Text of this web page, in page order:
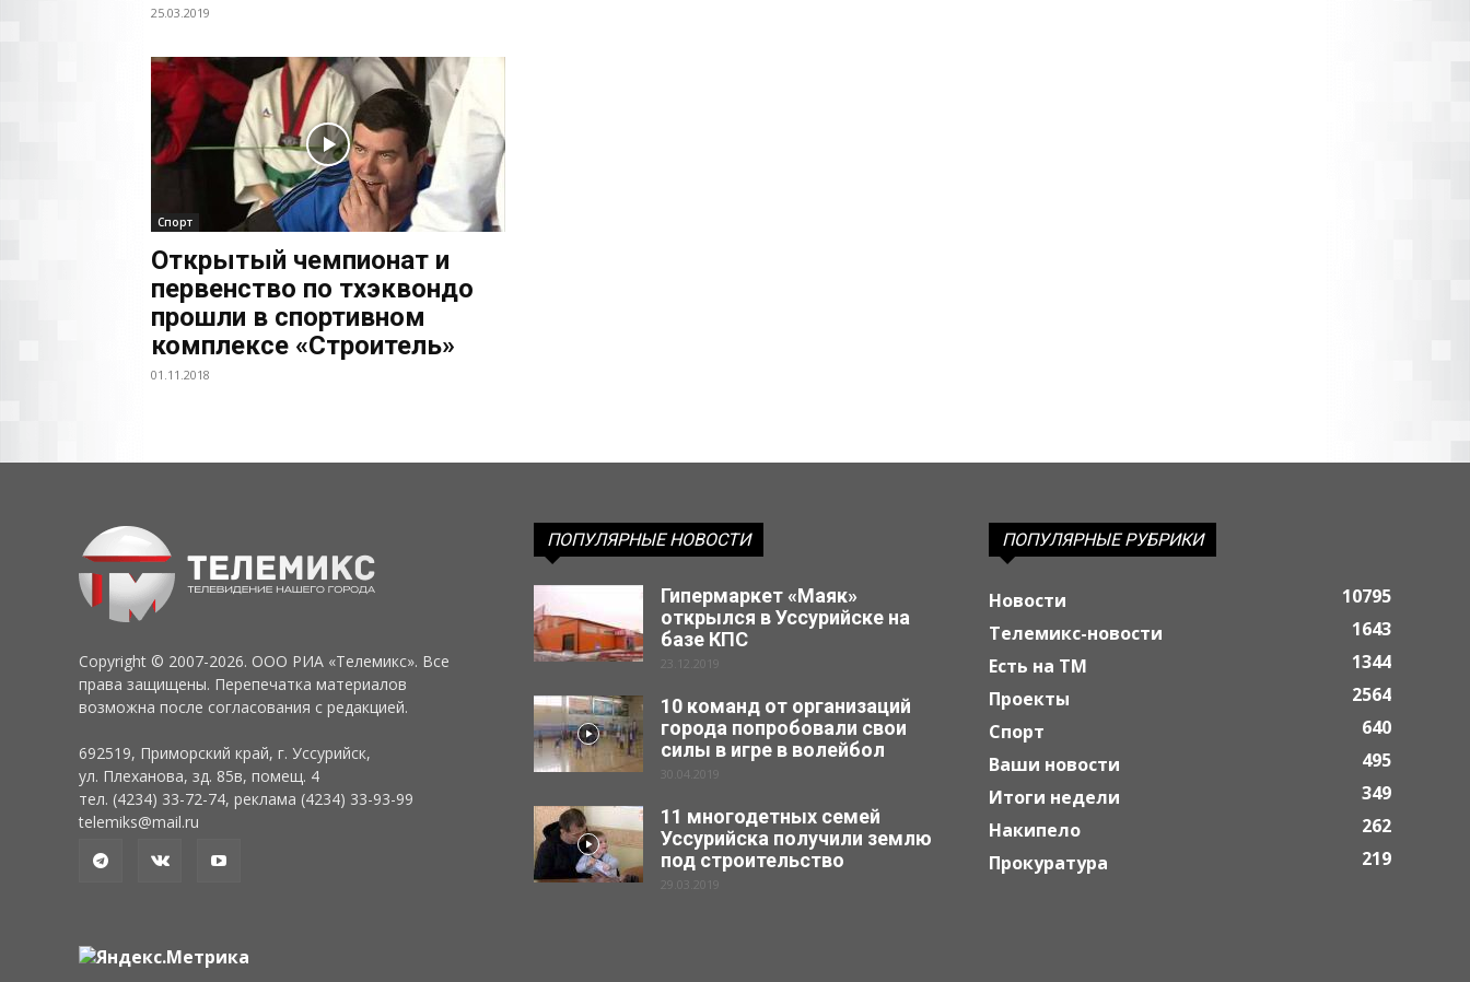
25.03.2019
Спорт
Открытый чемпионат и
первенство по тхэквондо
прошли в спортивном
комплексе «Строитель»
01.11.2018
Copyright © 2007-2026. ООО РИА «Телемикс». Все
права защищены. Перепечатка материалов
возможна после согласования с редакцией.
692519, Приморский край, г. Уссурийск,
ул. Плеханова, зд. 85в, помещ. 4
тел. (4234) 33-72-74, реклама (4234) 33-93-99
telemiks@mail.ru
ПОПУЛЯРНЫЕ НОВОСТИ
Гипермаркет «Маяк»
открылся в Уссурийске на
базе КПС
23.12.2019
10 команд от организаций
города попробовали свои
силы в игре в волейбол
30.04.2019
11 многодетных семей
Уссурийска получили землю
под строительство
29.03.2019
ПОПУЛЯРНЫЕ РУБРИКИ
Новости
10795
Телемикс-новости
1643
Есть на ТМ
1344
Проекты
2564
Спорт
640
Ваши новости
495
Итоги недели
349
Накипело
262
Прокуратура
219